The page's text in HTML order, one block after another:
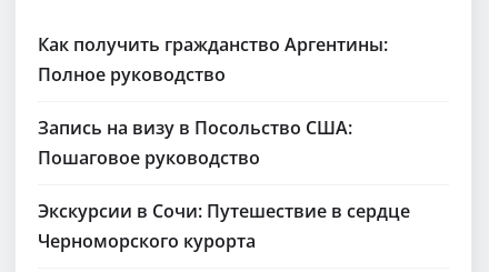
Как получить гражданство Аргентины:
Полное руководство
Запись на визу в Посольство США:
Пошаговое руководство
Экскурсии в Сочи: Путешествие в сердце
Черноморского курорта